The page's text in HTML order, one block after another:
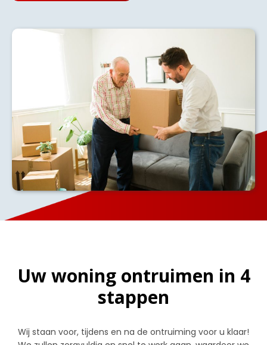
Uw woning ontruimen in 4
stappen
Wij staan voor, tijdens en na de ontruiming voor u klaar!